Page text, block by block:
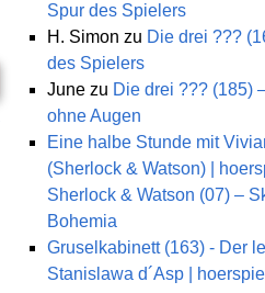
Spur des Spielers
H. Simon zu Die drei ???
des Spielers
June zu Die drei ??? (185)
ohne Augen
Eine halbe Stunde mit
(Sherlock & Watson) |
Sherlock & Watson (07) –
Bohemia
Gruselkabinett (163) - Der
Stanislawa d´Asp |